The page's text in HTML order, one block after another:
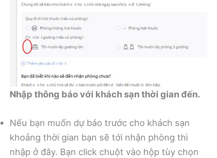
Nhập thông báo với khách sạn thời gian đến.
Nếu bạn muốn dự báo trước cho khách sạn
khoảng thời gian bạn sẽ tới nhận phòng thì
nhập ở đây. Bạn click chuột vào hộp tùy chọn